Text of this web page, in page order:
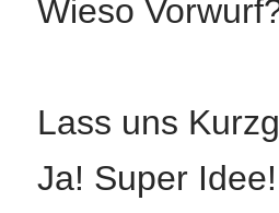
Wieso
Lass uns
Ja! Super Idee!